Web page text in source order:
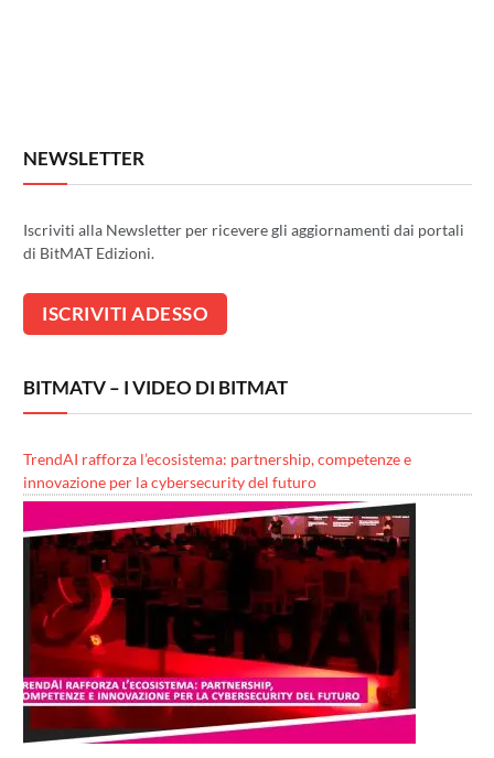
NEWSLETTER
Iscriviti alla Newsletter per ricevere gli aggiornamenti dai portali
di BitMAT Edizioni.
BITMATV – I VIDEO DI BITMAT
TrendAI rafforza l’ecosistema: partnership, competenze e
innovazione per la cybersecurity del futuro